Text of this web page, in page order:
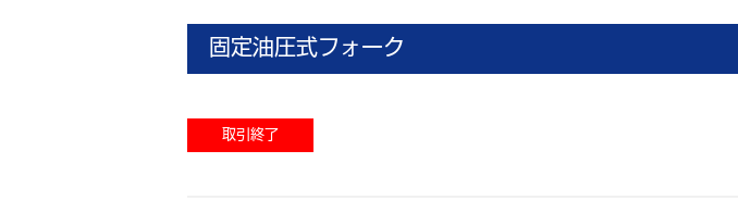
固定油圧式フォーク
取引終了